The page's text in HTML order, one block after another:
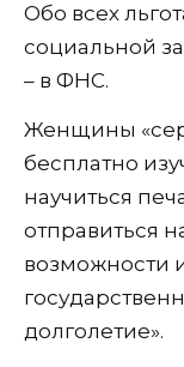
Обо всех
социальной
– в ФНС.
Женщины
бесплатно
научиться
отправиться
возможности
долголетие».